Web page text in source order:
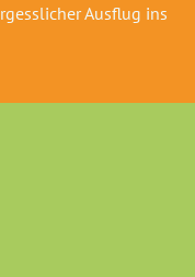
Ausflug ins